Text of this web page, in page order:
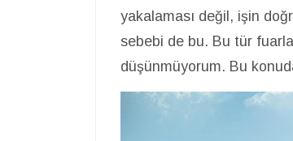
yakalaması değil, işin
sebebi de bu. Bu tür
düşünmüyorum. Bu